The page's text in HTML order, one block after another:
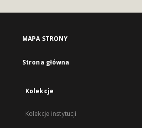
MAPA STRONY
Strona główna
Kolekcje
Kolekcje instytucji